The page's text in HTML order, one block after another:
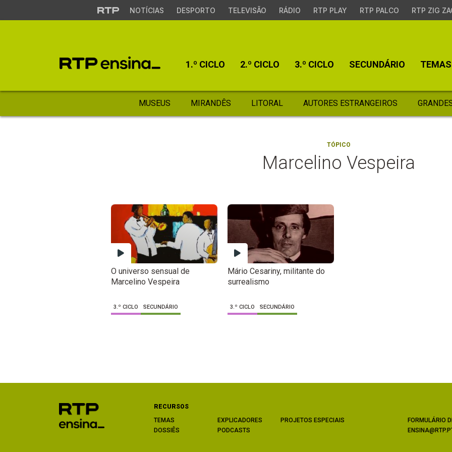
NOTÍCIAS DESPORTO TELEVISÃO RÁDIO RTP PLAY RTP PALCO RTP ZIG
1.º CICLO 2.º CICLO 3.º CICLO SECUNDÁRIO TEMAS
MUSEUS MIRANDÊS LITORAL AUTORES ESTRANGEIROS
TÓPICO
Marcelino Vespeira
O universo sensual de
Marcelino Vespeira
3.º CICLO SECUNDÁRIO
Mário Cesariny, militante do
surrealismo
3.º CICLO SECUNDÁRIO
RECURSOS
TEMAS
DOSSIÊS
EXPLICADORES
PODCASTS
PROJETOS ESPECIAIS
FORMULÁRIO